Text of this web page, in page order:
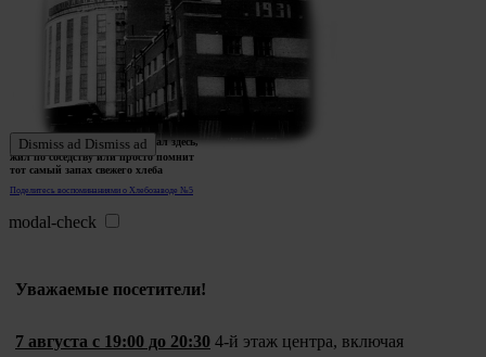
Поделитесь воспоминаниями о Хлебозаводе №5
Ждем истории тех, кто работал здесь,
жил по соседству или просто помнит
тот самый запах свежего хлеба
Dismiss ad Dismiss ad
modal-check
Уважаемые посетители!
7 августа с 19:00 до 20:30 4-й этаж центра, включая